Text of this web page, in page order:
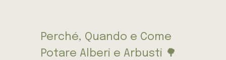
Perché, Quando e Come
Potare Alberi e Arbusti 🌳